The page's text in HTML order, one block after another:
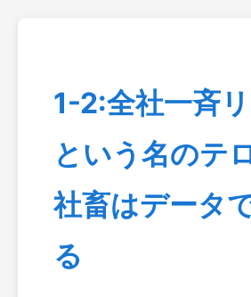
1-2:全社一斉
という名のテ
社畜はデータ
る